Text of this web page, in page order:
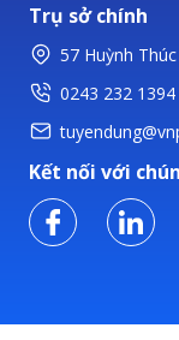
Trụ sở chính
57 Huỳnh
0243 232 1394
Kết nối với